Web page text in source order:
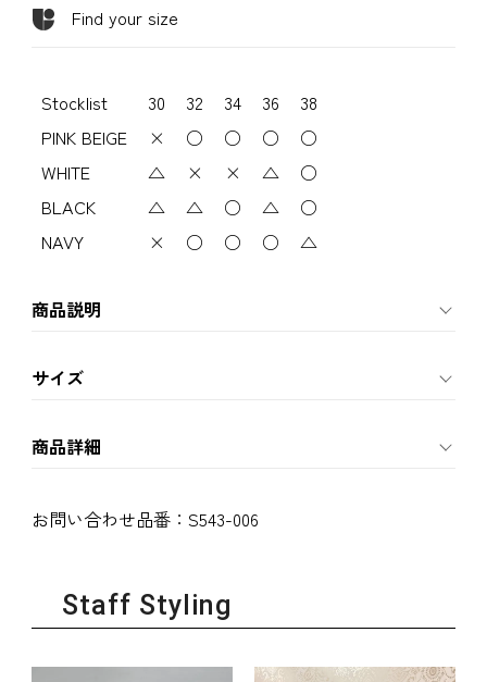
Find your size
Stocklist 30 32 34 36
38
PINK BEIGE
× ○ ○ ○
○
WHITE
△ × × △
○
BLACK
△ △ ○ △
○
NAVY
× ○ ○ ○ △
商品説明
サイズ
商品詳細
お問い合わせ品番： S543-006
Staff Styling